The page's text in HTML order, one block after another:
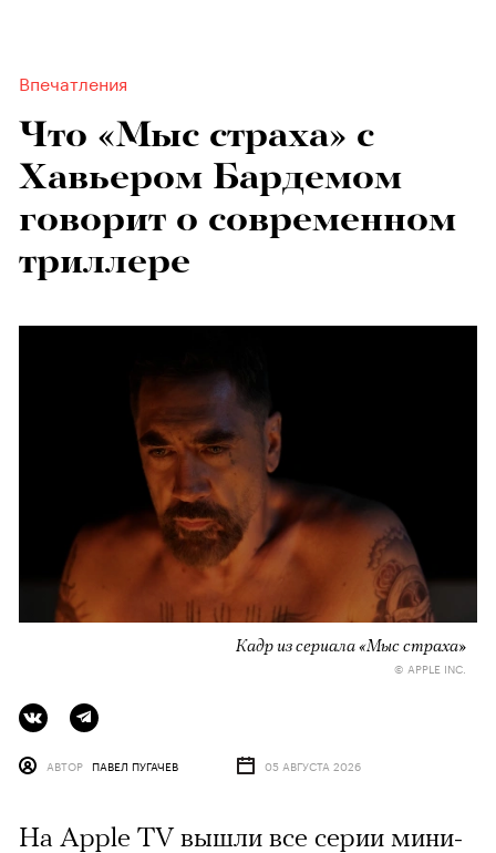
Впечатления
Что «Мыс страха» с
Хавьером Бардемом
говорит о современном
триллере
Кадр из сериала «Мыс страха»
© APPLE INC.
АВТОР ПАВЕЛ ПУГАЧЕВ 05 АВГУСТА 2026
На Apple TV вышли все серии мини-